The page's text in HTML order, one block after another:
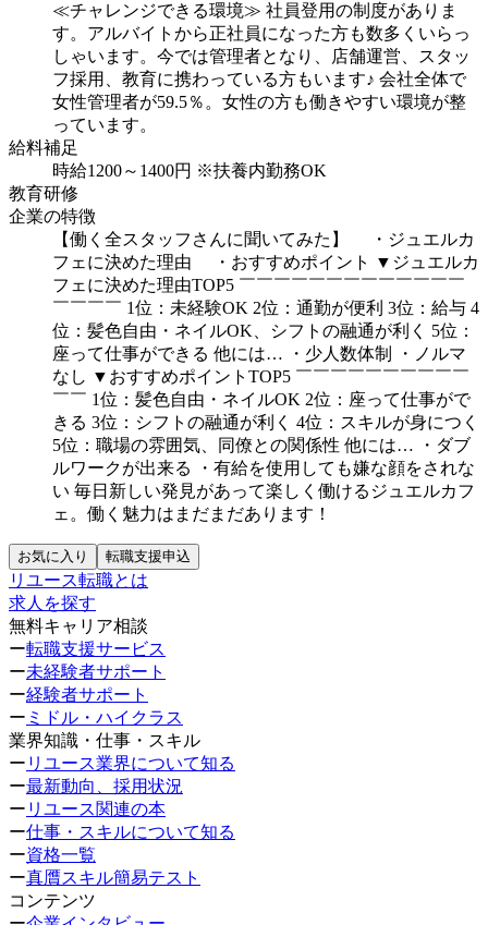
≪チャレンジできる環境≫ 社員登用の制度がありま
す。アルバイトから正社員になった方も数多くいらっ
しゃいます。今では管理者となり、店舗運営、スタッ
フ採用、教育に携わっている方もいます♪ 会社全体で
女性管理者が59.5％。女性の方も働きやすい環境が整
っています。
給料補足
時給1200～1400円 ※扶養内勤務OK
教育研修
企業の特徴
【働く全スタッフさんに聞いてみた】
・ジュエルカ
フェに決めた理由
・おすすめポイント
▼ジュエルカ
フェに決めた理由TOP5 ￣￣￣￣￣￣￣￣￣￣￣￣￣
￣￣￣￣ 1位：未経験OK 2位：通勤が便利 3位：給与 4
位：髪色自由・ネイルOK、シフトの融通が利く
5位：
座って仕事ができる 他には… ・少人数体制
・ノルマ
なし ▼おすすめポイントTOP5 ￣￣￣￣￣￣￣￣￣￣
￣￣ 1位：髪色自由・ネイルOK 2位：座って仕事がで
きる 3位：シフトの融通が利く 4位：スキルが身につく
5位：職場の雰囲気、同僚との関係性 他には…
・ダブ
ルワークが出来る
・有給を使用しても嫌な顔をされな
い 毎日新しい発見があって楽しく働けるジュエルカフ
ェ。働く魅力はまだまだあります！
お気に入り 転職支援申込
リユース転職とは
求人を探す
無料キャリア相談
ー転職支援サービス
ー未経験者サポート
ー経験者サポート
ー ミドル・ハイクラス
業界知識・仕事・スキル
ー リユース業界について知る
ー最新動向、採用状況
ー リユース関連の本
ー仕事・スキルについて知る
ー資格一覧
ー真贋スキル簡易テスト
コンテンツ